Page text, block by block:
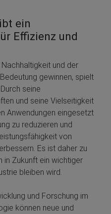
ein
Effizienz und
und der
gewinnen, spielt
seine
und seine Vielseitigkeit
Anwendungen eingesetzt
zu reduzieren und
von
Es ist daher zu
in Zukunft ein wichtiger
bleiben wird.
und Forschung im
können neue und